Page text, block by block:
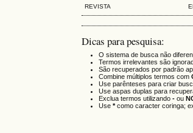
REVISTA
Dicas para pesquisa:
O sistema de busca não
Termos irrelevantes são
São recuperados por padrão
Combine múltiplos termos com
Use parênteses para criar
Use aspas duplas para
Exclua termos utilizando- ou
Use*como caracter coringa;